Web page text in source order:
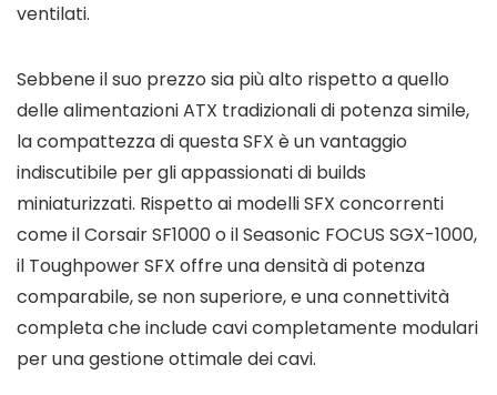
ventilati.
Sebbene il suo prezzo sia più alto rispetto a quello
delle alimentazioni ATX tradizionali di potenza simile,
la compattezza di questa SFX è un vantaggio
indiscutibile per gli appassionati di builds
miniaturizzati. Rispetto ai modelli SFX concorrenti
come il Corsair SF1000 o il Seasonic FOCUS SGX-1000,
il Toughpower SFX offre una densità di potenza
comparabile, se non superiore, e una connettività
completa che include cavi completamente modulari
per una gestione ottimale dei cavi.